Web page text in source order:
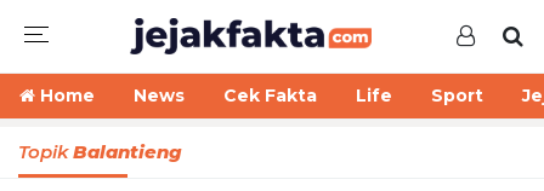
Home News Cek Fakta Life Sport
TopikBalantieng